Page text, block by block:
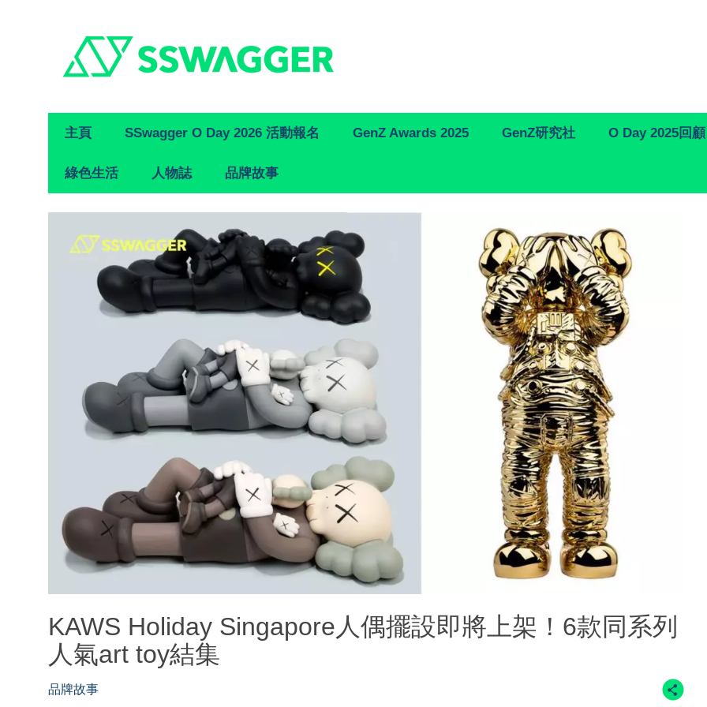
Primary
Navigation
主頁 SSwagger O Day 2026 活動報名 GenZ Awards 2025 GenZ研究社 O Day 2025回顧
綠色生活 人物誌 品牌故事
KAWS Holiday Singapore人偶擺設即將上架！6款同系列
人氣art toy結集
品牌故事